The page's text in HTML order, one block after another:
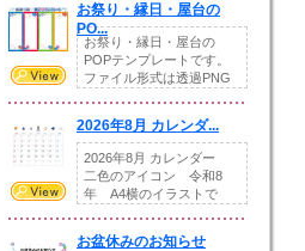
お祭り・縁日・屋台の
PO...
お祭り・縁日・屋台の
POPテンプレートです。
ファイル形式は透過PNG
2026年8月 カレンダ...
2026年8月 カレンダー
二色のアイコン 令和8
年 A4横のイラストで
お盆休みのお知らせ